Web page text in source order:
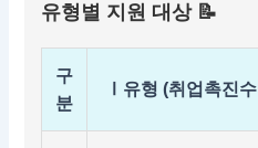
유형별 지원 대상 📝
구
분
Ⅰ유형 (취업촉진